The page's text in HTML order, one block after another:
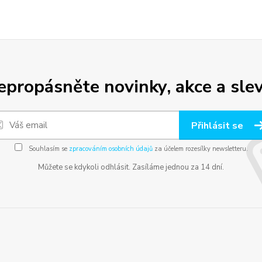
novinky, akce a
Přihlásit se
Souhlasím se zpracováním osobních údajůza účelem rozesílky newsletteru.
Můžete se kdykoli odhlásit. Zasíláme jednou za 14 dní.